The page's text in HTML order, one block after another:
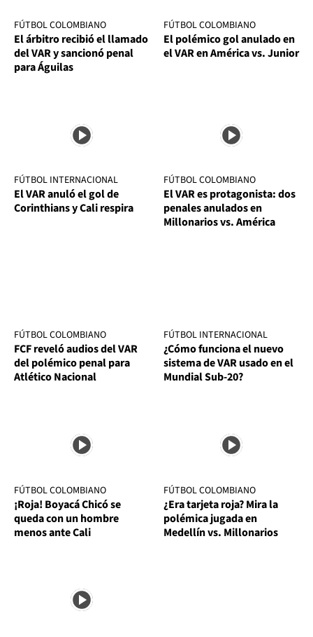
FÚTBOL COLOMBIANO
El árbitro recibió el llamado
del VAR y sancionó penal
para Águilas
FÚTBOL COLOMBIANO
El polémico gol anulado en
el VAR en América vs. Junior
FÚTBOL INTERNACIONAL
El VAR anuló el gol de
Corinthians y Cali respira
FÚTBOL COLOMBIANO
El VAR es protagonista: dos
penales anulados en
Millonarios vs. América
FÚTBOL COLOMBIANO
FCF reveló audios del VAR
del polémico penal para
Atlético Nacional
FÚTBOL INTERNACIONAL
¿Cómo funciona el nuevo
sistema de VAR usado en el
Mundial Sub-20?
FÚTBOL COLOMBIANO
¡Roja! Boyacá Chicó se
queda con un hombre
menos ante Cali
FÚTBOL COLOMBIANO
¿Era tarjeta roja? Mira la
polémica jugada en
Medellín vs. Millonarios